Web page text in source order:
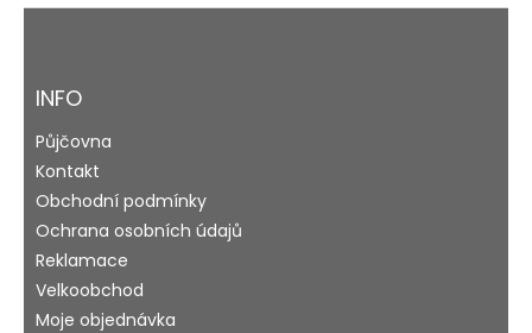
Z
aINFO
Půjčovna
Kontakt
Obchodní podmínky
Ochrana osobních údajů
Reklamace
Velkoobchod
Moje objednávka